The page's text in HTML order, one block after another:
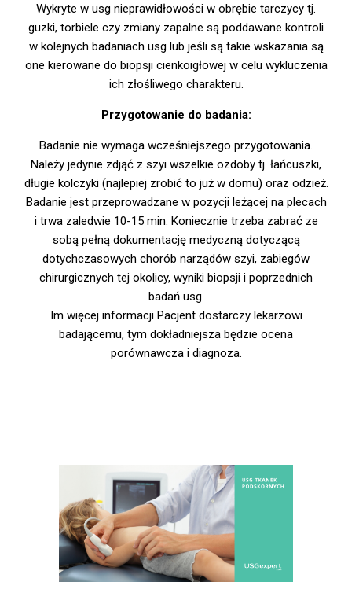
Wykryte w usg nieprawidłowości w obrębie tarczycy tj.
guzki, torbiele czy zmiany zapalne są poddawane kontroli
w kolejnych badaniach usg lub jeśli są takie wskazania są
one kierowane do biopsji cienkoigłowej w celu wykluczenia
ich złośliwego charakteru.
Przygotowanie do badania:
Badanie nie wymaga wcześniejszego przygotowania.
Należy jedynie zdjąć z szyi wszelkie ozdoby tj. łańcuszki,
długie kolczyki (najlepiej zrobić to już w domu) oraz odzież.
Badanie jest przeprowadzane w pozycji leżącej na plecach
i trwa zaledwie 10-15 min. Koniecznie trzeba zabrać ze
sobą pełną dokumentację medyczną dotyczącą
dotychczasowych chorób narządów szyi, zabiegów
chirurgicznych tej okolicy, wyniki biopsji i poprzednich
badań usg.
Im więcej informacji Pacjent dostarczy lekarzowi
badającemu, tym dokładniejsza będzie ocena
porównawcza i diagnoza.